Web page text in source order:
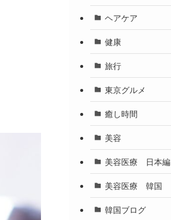
ヘアケア
健康
旅行
東京グルメ
癒し時間
美容
美容医療 日本編
美容医療 韓国
韓国ブログ